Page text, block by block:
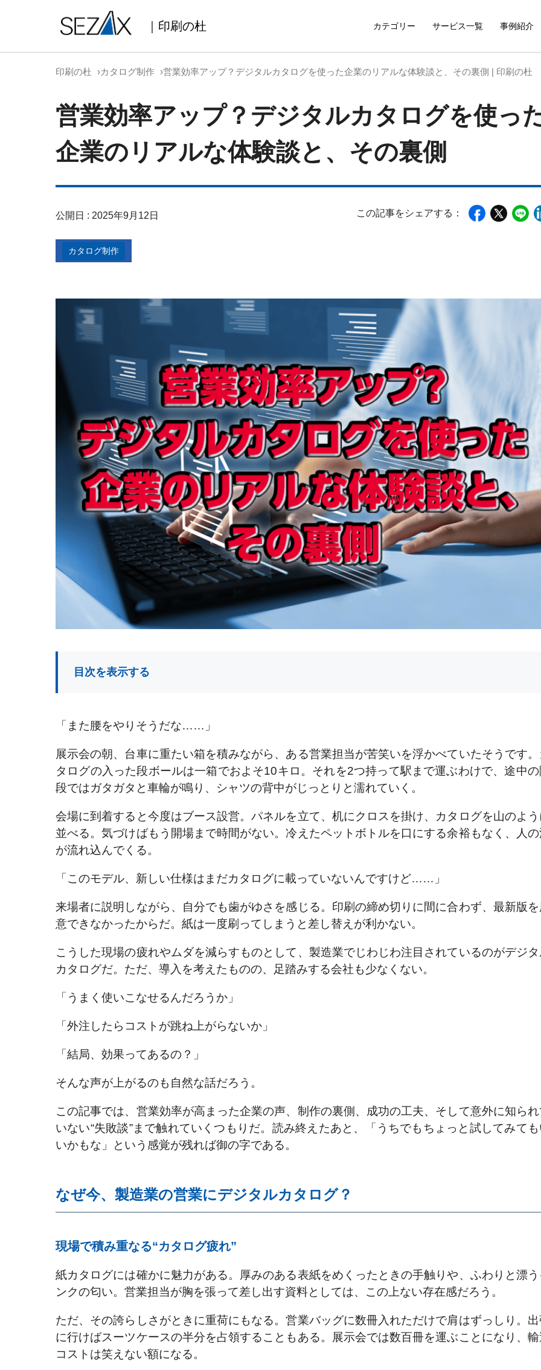
｜印刷の杜 カテゴリー サービス一覧 事例紹介
印刷の杜 カタログ制作 営業効率アップ？デジタルカタログを使った企業のリアルな体験談と、その裏側 | 印刷の杜
営業効率アップ？デジタルカタログを使っ
企業のリアルな体験談と、その裏側
公開日 : 2025年9月12日 この記事をシェアする：
カタログ制作
目次を表示する
「また腰をやりそうだな……」
展示会の朝、台車に重たい箱を積みながら、ある営業担当が苦笑いを浮かべていたそうです。
タログの入った段ボールは一箱でおよそ10キロ。それを2つ持って駅まで運ぶわけで、途中
段ではガタガタと車輪が鳴り、シャツの背中がじっとりと濡れていく。
会場に到着すると今度はブース設営。パネルを立て、机にクロスを掛け、カタログを山のよう
並べる。気づけばもう開場まで時間がない。冷えたペットボトルを口にする余裕もなく、人の
が流れ込んでくる。
「このモデル、新しい仕様はまだカタログに載っていないんですけど……」
来場者に説明しながら、自分でも歯がゆさを感じる。印刷の締め切りに間に合わず、最新版を
意できなかったからだ。紙は一度刷ってしまうと差し替えが利かない。
こうした現場の疲れやムダを減らすものとして、製造業でじわじわ注目されているのがデジ
カタログだ。ただ、導入を考えたものの、足踏みする会社も少なくない。
「うまく使いこなせるんだろうか」
「外注したらコストが跳ね上がらないか」
「結局、効果ってあるの？」
そんな声が上がるのも自然な話だろう。
この記事では、営業効率が高まった企業の声、制作の裏側、成功の工夫、そして意外に知られ
いない“失敗談”まで触れていくつもりだ。読み終えたあと、「うちでもちょっと試してみても
いかもな」という感覚が残れば御の字である。
なぜ今、製造業の営業にデジタルカタログ？
現場で積み重なる“カタログ疲れ”
紙カタログには確かに魅力がある。厚みのある表紙をめくったときの手触りや、ふわりと漂う
ンクの匂い。営業担当が胸を張って差し出す資料としては、この上ない存在感だろう。
ただ、その誇らしさがときに重荷にもなる。営業バッグに数冊入れただけで肩はずっしり。出
に行けばスーツケースの半分を占領することもある。展示会では数百冊を運ぶことになり、輸
コストは笑えない額になる。